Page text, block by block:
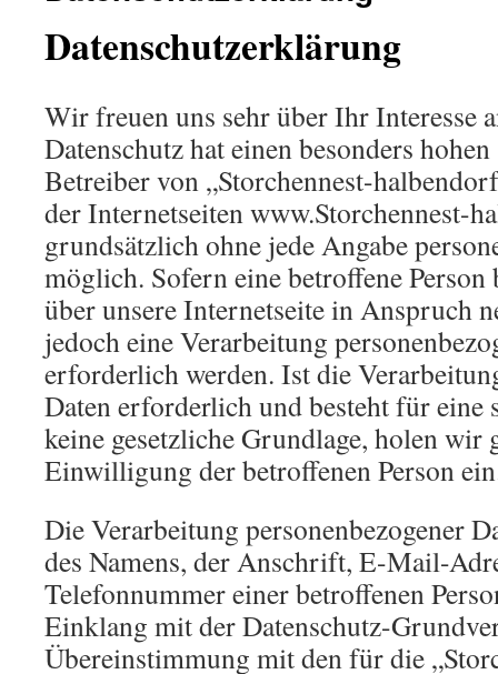
Datenschutzerklärung
Wir freuen uns sehr über Ihr Interesse
Datenschutz hat einen besonders
Betreiber von „Storchennest-
der Internetseiten www.Storchennest-
grundsätzlich ohne jede Angabe
möglich. Sofern eine betroffene Person
über unsere Internetseite in Anspruch
jedoch eine Verarbeitung
erforderlich werden. Ist die
Daten erforderlich und besteht für eine
keine gesetzliche Grundlage, holen wir
Einwilligung der betroffenen Person
Die Verarbeitung personenbezogener
des Namens, der Anschrift, E-Mail-
Telefonnummer einer betroffenen
Einklang mit der Datenschutz-
Übereinstimmung mit den für die